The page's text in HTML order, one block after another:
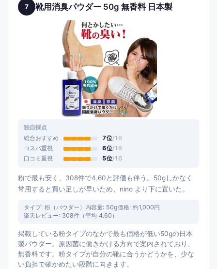
7 靴用消臭パウダー 50g 無香料 日本製
独自採点
総合おすすめ 7位/16
コスパ重視
6位/16
口コミ重視
5位/16
粉で最も安く、308件で4.60と評価も伴う。50gしかなく
常用すると買い足しが早いため、nino より下に置いた。
タイプ: 粉（パウダー） 内容量: 50g価格: 約1,000円
楽天レビュー: 308件（平均 4.60 ）
掲載している粉タイプのなかで最も価格が低い50gの日本
製パウダー。原因菌に働きかける方向で案内されており、
無香料です。粉タイプが自分の靴に合うかどうかを、少な
い負担で確かめたい段階に向きます。